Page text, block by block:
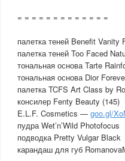
= = = = = = = = = = = = =
палетка теней Benefit Vanity
палетка теней Too Faced
тональная основа Tarte
тональная основа Dior
палетка TCFS Art Class by
консилер Fenty Beauty (145)
E.L.F. Cosmetics — goo.gl/
пудра Wet’n’Wild Photofocus
подводка Pretty Vulgar Black
карандаш для губ